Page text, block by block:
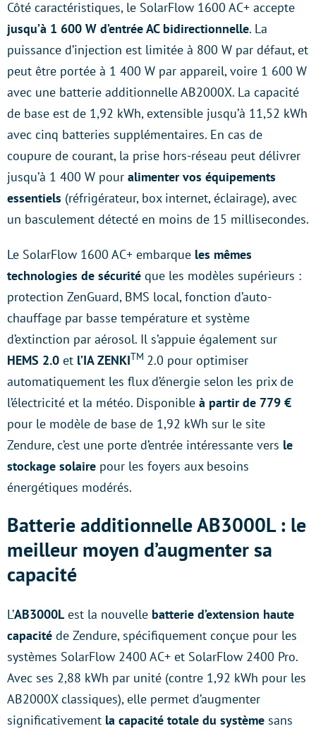
Côté caractéristiques, le SolarFlow 1600 AC+ accepte
jusqu’à 1 600 W d’entrée AC bidirectionnelle. La
puissance d’injection est limitée à 800 W par défaut, et
peut être portée à 1 400 W par appareil, voire 1 600 W
avec une batterie additionnelle AB2000X. La capacité
de base est de 1,92 kWh, extensible jusqu’à 11,52 kWh
avec cinq batteries supplémentaires. En cas de
coupure de courant, la prise hors-réseau peut délivrer
jusqu’à 1 400 W pour alimenter vos équipements
essentiels (réfrigérateur, box internet, éclairage), avec
un basculement détecté en moins de 15 millisecondes.
Le SolarFlow 1600 AC+ embarque les mêmes
technologies de sécurité que les modèles supérieurs :
protection ZenGuard, BMS local, fonction d’auto-
chauffage par basse température et système
d’extinction par aérosol. Il s’appuie également sur
HEMS 2.0 et l’IA ZENKITM 2.0 pour optimiser
automatiquement les flux d’énergie selon les prix de
l’électricité et la météo. Disponible à partir de 779 €
pour le modèle de base de 1,92 kWh sur le site
Zendure, c’est une porte d’entrée intéressante vers le
stockage solaire pour les foyers aux besoins
énergétiques modérés.
Batterie additionnelle AB3000L : le
meilleur moyen d’augmenter sa
capacité
L’AB3000L est la nouvelle batterie d’extension haute
capacité de Zendure, spécifiquement conçue pour les
systèmes SolarFlow 2400 AC+ et SolarFlow 2400 Pro.
Avec ses 2,88 kWh par unité (contre 1,92 kWh pour les
AB2000X classiques), elle permet d’augmenter
significativement la capacité totale du système sans